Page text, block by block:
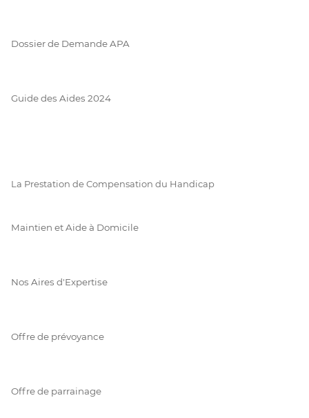
Dossier de Demande APA
Guide des Aides 2024
La Prestation de Compensation du Handicap
Maintien et Aide à Domicile
Nos Aires d'Expertise
Offre de prévoyance
Offre de parrainage